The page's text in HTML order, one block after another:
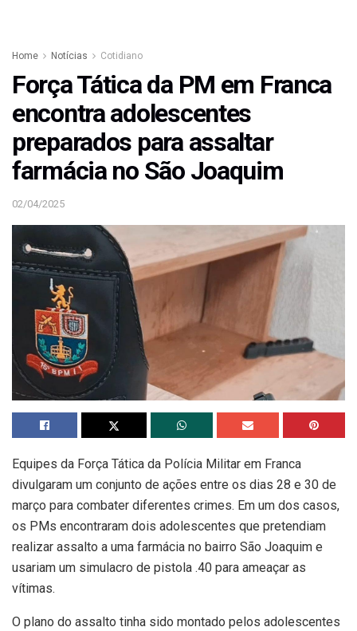
Home Notícias Cotidiano
Força Tática da PM em Franca
encontra adolescentes
preparados para assaltar
farmácia no São Joaquim
02/04/2025
Equipes da Força Tática da Polícia Militar em Franca
divulgaram um conjunto de ações entre os dias 28 e 30 de
março para combater diferentes crimes. Em um dos casos,
os PMs encontraram dois adolescentes que pretendiam
realizar assalto a uma farmácia no bairro São Joaquim e
usariam um simulacro de pistola .40 para ameaçar as
vítimas.
O plano do assalto tinha sido montado pelos adolescentes